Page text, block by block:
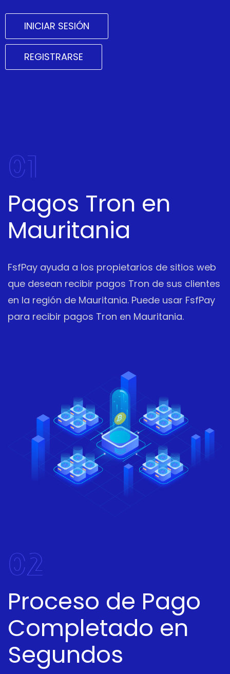
INICIAR SESIÓN
REGISTRARSE
01
Pagos Tron en
Mauritania
FsfPay ayuda a los propietarios de sitios web
que desean recibir pagos Tron de sus clientes
en la región de Mauritania. Puede usar FsfPay
para recibir pagos Tron en Mauritania.
02
Proceso de Pago
Completado en
Segundos